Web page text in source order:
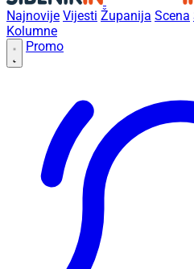
Najnovije Vijesti Županija Scena
Kolumne
Promo